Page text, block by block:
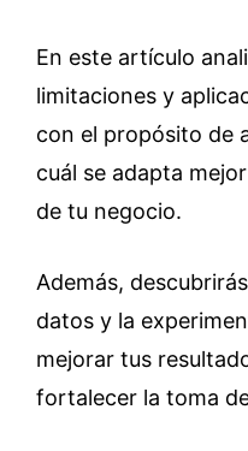
En este artículo
limitaciones y
con el propósito de
cuál se adapta
de tu negocio.
Además,
datos y la
mejorar tus
fortalecer la toma